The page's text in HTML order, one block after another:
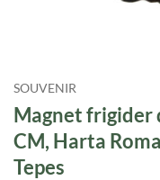
SOUVENIR
Magnet frigider
CM, Harta
Tepes